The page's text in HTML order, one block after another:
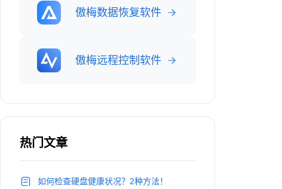
傲梅数据恢复软件
傲梅远程控制软件
热门文章
如何检查硬盘健康状况？2种方法！